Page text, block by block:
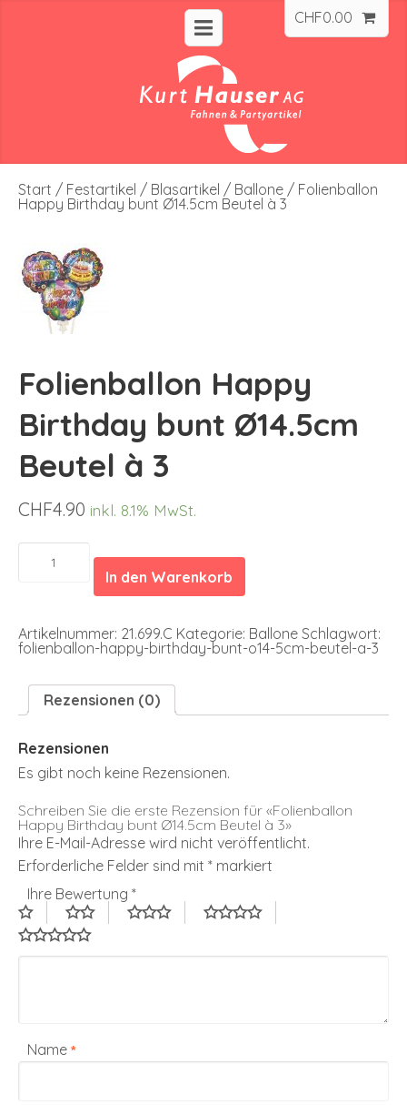
CHF0.00
Start / Festartikel / Blasartikel / Ballone / Folienballon
Happy Birthday bunt Ø14.5cm Beutel à 3
Folienballon Happy
Birthday bunt Ø14.5cm
Beutel à 3
CHF4.90 inkl. 8.1% MwSt.
Folienballon
Happy
Birthday
à
3
In den Warenkorb
Artikelnummer: 21.699.C Kategorie: Ballone Schlagwort:
folienballon-happy-birthday-bunt-o14-5cm-beutel-a-3
Rezensionen (0)
Rezensionen
Es gibt noch keine Rezensionen.
Schreiben Sie die erste Rezension für «Folienballon
Happy Birthday bunt Ø14.5cm Beutel à 3»
Ihre E-Mail-Adresse wird nicht veröffentlicht.
Erforderliche Felder sind mit * markiert
Ihre Bewertung *
Name *